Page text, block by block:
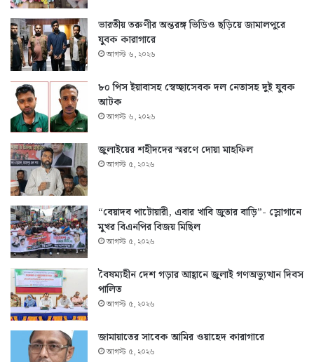
ভারতীয় তরুণীর অন্তরঙ্গ ভিডিও ছড়িয়ে জামালপুরে
যুবক কারাগারে
আগস্ট ৬, ২০২৬
৮০ পিস ইয়াবাসহ স্বেচ্ছাসেবক দল নেতাসহ দুই যুবক
আটক
আগস্ট ৬, ২০২৬
জুলাইয়ের শহীদদের স্মরণে দোয়া মাহফিল
আগস্ট ৫, ২০২৬
“বেয়াদব পাটোয়ারী, এবার খাবি জুতার বাড়ি”- স্লোগানে
মুখর বিএনপির বিজয় মিছিল
আগস্ট ৫, ২০২৬
বৈষম্যহীন দেশ গড়ার আহ্বানে জুলাই গণঅভ্যুত্থান দিবস
পালিত
আগস্ট ৫, ২০২৬
জামায়াতের সাবেক আমির ওয়াহেদ কারাগারে
আগস্ট ৫, ২০২৬